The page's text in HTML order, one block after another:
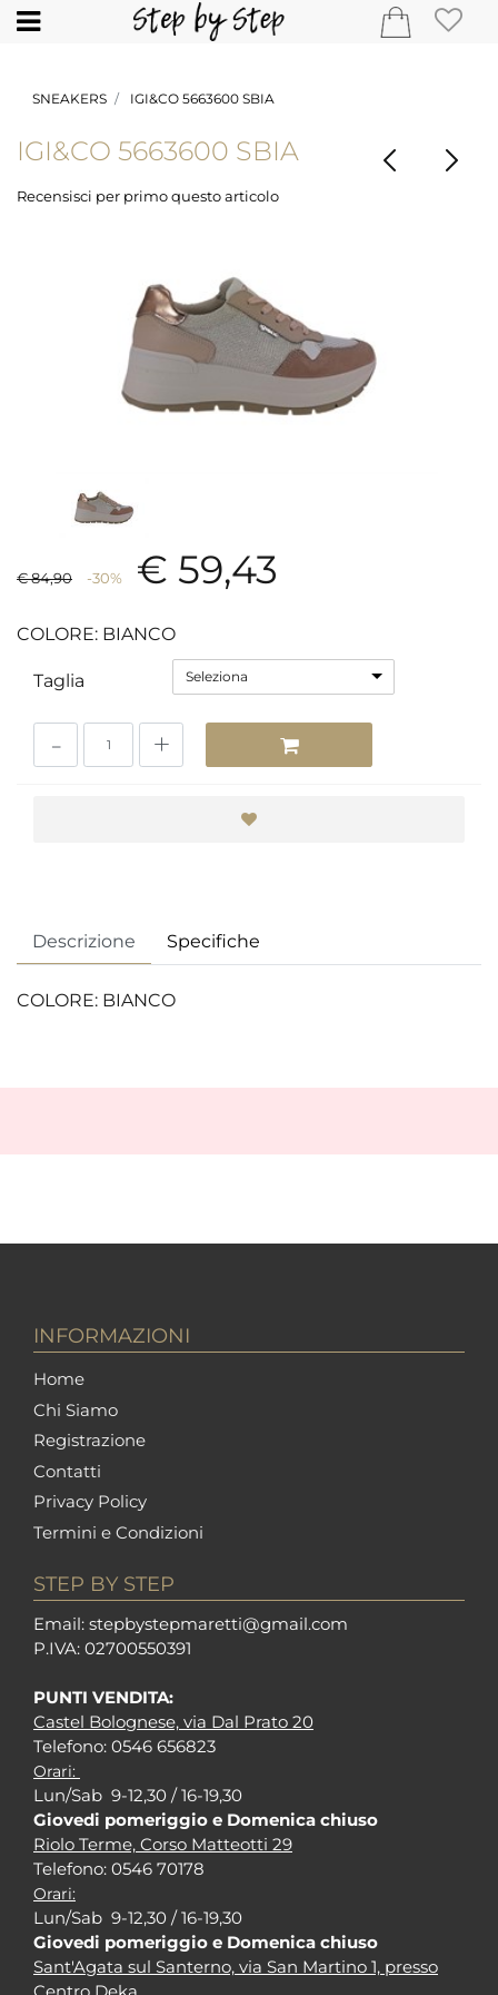
Open
SNEAKERS IGI&CO 5663600 SBIA
IGI&CO 5663600 SBIA
Recensisci per primo questo articolo
€ 84,90 -30% € 59,43
COLORE: BIANCO
Taglia Seleziona
Descrizione Specifiche
COLORE: BIANCO
INFORMAZIONI
Home
Chi Siamo
Registrazione
Contatti
Privacy Policy
Termini e Condizioni
STEP BY STEP
Email: stepbystepmaretti@gmail.com
P.IVA: 02700550391
PUNTI VENDITA:
Castel Bolognese, via Dal Prato 20
Telefono: 0546 656823
Orari:
Lun/Sab 9-12,30 / 16-19,30
Giovedi pomeriggio e Domenica chiuso
Riolo Terme, Corso Matteotti 29
Telefono: 0546 70178
Orari:
Lun/Sab 9-12,30 / 16-19,30
Giovedi pomeriggio e Domenica chiuso
Sant'Agata sul Santerno, via San Martino 1, presso